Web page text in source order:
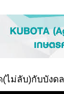
(ไม่ลับ)กับบังดล